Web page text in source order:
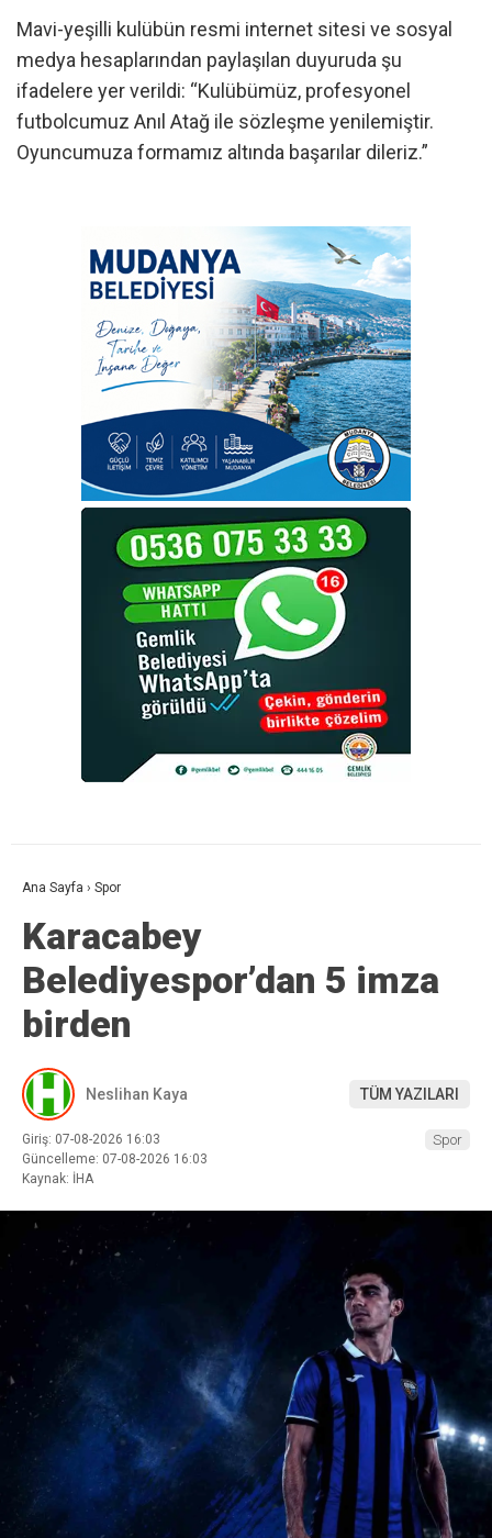
Mavi-yeşilli kulübün resmi internet sitesi ve sosyal
medya hesaplarından paylaşılan duyuruda şu
ifadelere yer verildi: “Kulübümüz, profesyonel
futbolcumuz Anıl Atağ ile sözleşme yenilemiştir.
Oyuncumuza formamız altında başarılar dileriz.”
Ana Sayfa › Spor
Karacabey
Belediyespor’dan 5 imza
birden
Neslihan Kaya TÜM YAZILARI
Giriş: 07-08-2026 16:03
Güncelleme: 07-08-2026 16:03
Kaynak: İHA
Spor